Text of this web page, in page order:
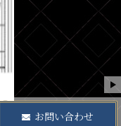
お問い合わせ